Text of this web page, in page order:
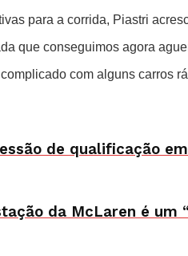
para a corrida, Piastri
que conseguimos agora
com alguns carros
de qualificação
da McLaren é um